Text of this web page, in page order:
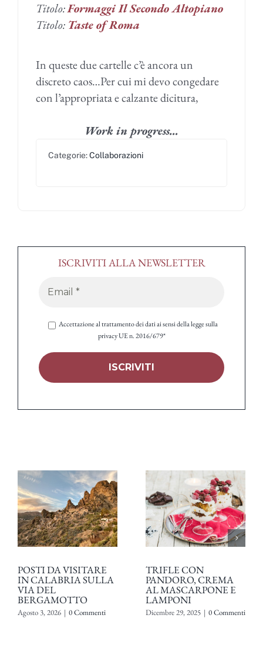
Titolo:Formaggi Il Secondo Altopiano
Titolo: Taste of Roma
In queste due cartelle c’è ancora un
discreto caos…Per cui mi devo congedare
con l’appropriata e calzante dicitura,
Work in progress…
Categorie:Collaborazioni
ISCRIVITI ALLA NEWSLETTER
Accettazione al trattamento dei dati ai sensi della legge sulla
privacy UE n. 2016/679*
POSTI DA VISITARE
IN CALABRIA SULLA
VIA DEL
BERGAMOTTO
Agosto 3, 2026 | 0 Commenti
TRIFLE CON
PANDORO, CREMA
AL MASCARPONE E
LAMPONI
Dicembre 29, 2025 | 0 Commenti